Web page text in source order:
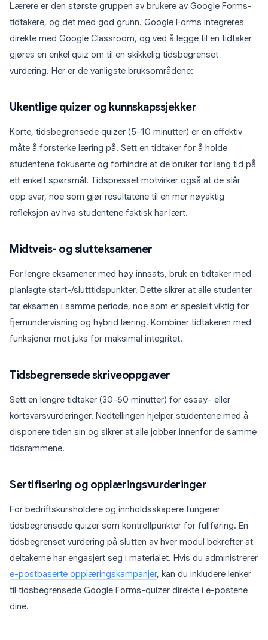
Lærere er den største gruppen av brukere av Google Forms-
tidtakere, og det med god grunn. Google Forms integreres
direkte med Google Classroom, og ved å legge til en tidtaker
gjøres en enkel quiz om til en skikkelig tidsbegrenset
vurdering. Her er de vanligste bruksområdene:
Ukentlige quizer og kunnskapssjekker
Korte, tidsbegrensede quizer (5-10 minutter) er en effektiv
måte å forsterke læring på. Sett en tidtaker for å holde
studentene fokuserte og forhindre at de bruker for lang tid på
ett enkelt spørsmål. Tidspresset motvirker også at de slår
opp svar, noe som gjør resultatene til en mer nøyaktig
refleksjon av hva studentene faktisk har lært.
Midtveis- og slutteksamener
For lengre eksamener med høy innsats, bruk en tidtaker med
planlagte start-/slutttidspunkter. Dette sikrer at alle studenter
tar eksamen i samme periode, noe som er spesielt viktig for
fjernundervisning og hybrid læring. Kombiner tidtakeren med
funksjoner mot juks for maksimal integritet.
Tidsbegrensede skriveoppgaver
Sett en lengre tidtaker (30-60 minutter) for essay- eller
kortsvarsvurderinger. Nedtellingen hjelper studentene med å
disponere tiden sin og sikrer at alle jobber innenfor de samme
tidsrammene.
Sertifisering og opplæringsvurderinger
For bedriftskursholdere og innholdsskapere fungerer
tidsbegrensede quizer som kontrollpunkter for fullføring. En
tidsbegrenset vurdering på slutten av hver modul bekrefter at
deltakerne har engasjert seg i materialet. Hvis du administrerer
e-postbaserte opplæringskampanjer, kan du inkludere lenker
til tidsbegrensede Google Forms-quizer direkte i e-postene
dine.